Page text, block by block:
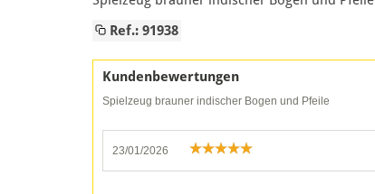
Ref.: 91938
Kundenbewertungen
Spielzeug brauner indischer Bogen und Pfeile
23/01/2026